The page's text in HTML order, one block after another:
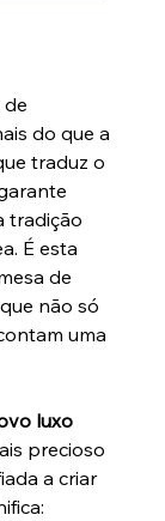
do que a
traduz o
tradição
É esta
de
não só
uma
luxo
precioso
a criar